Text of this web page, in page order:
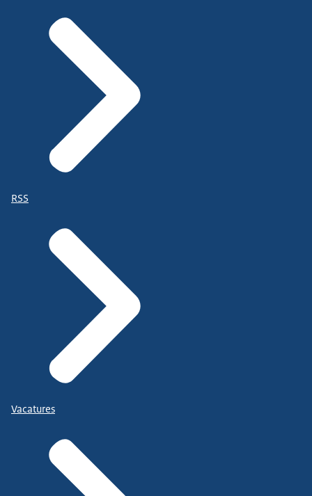
RSS
Vacatures